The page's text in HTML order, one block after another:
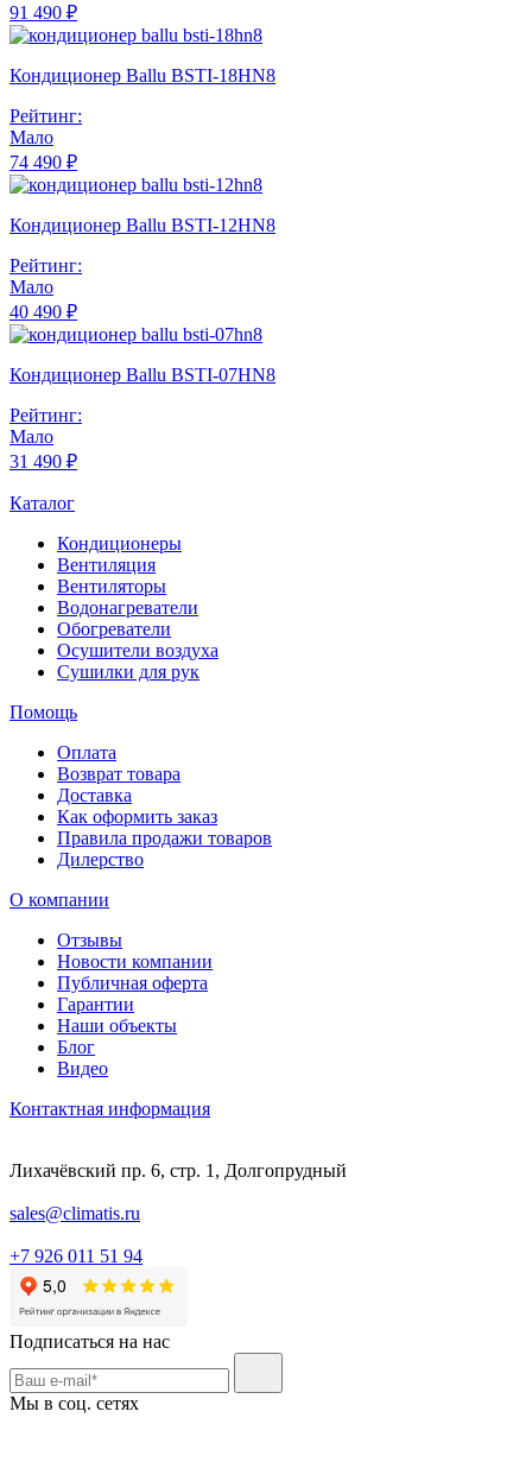
91 490 ₽
Кондиционер Ballu BSTI-18HN8
Рейтинг:
Мало
74 490 ₽
Кондиционер Ballu BSTI-12HN8
Рейтинг:
Мало
40 490 ₽
Кондиционер Ballu BSTI-07HN8
Рейтинг:
Мало
31 490 ₽
Каталог
Кондиционеры
Вентиляция
Вентиляторы
Водонагреватели
Обогреватели
Осушители воздуха
Сушилки для рук
Помощь
Оплата
Возврат товара
Доставка
Как оформить заказ
Правила продажи товаров
Дилерство
О компании
Отзывы
Новости компании
Публичная оферта
Гарантии
Наши объекты
Блог
Видео
Контактная информация
Лихачёвский пр. 6, стр. 1, Долгопрудный
sales@climatis.ru
+7 926 011 51 94
Подписаться на нас
Мы в соц. сетях